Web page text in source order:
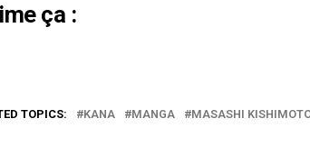
ça :
TOPICS: KANA MANGA MASASHI